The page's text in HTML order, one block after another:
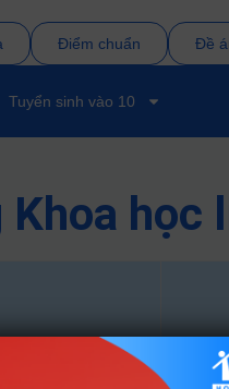
Điểm chuẩn Đề
Tuyển sinh vào 10
học